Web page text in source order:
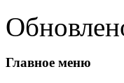
Главное меню